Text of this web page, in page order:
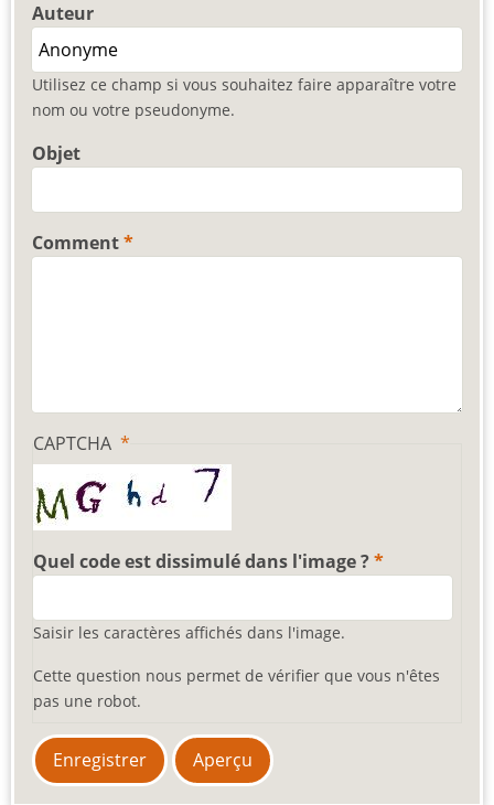
Auteur
Utilisez ce champ si vous souhaitez faire apparaître votre
nom ou votre pseudonyme.
Objet
Comment
CAPTCHA
Quel code est dissimulé dans l'image ?
Saisir les caractères affichés dans l'image.
Cette question nous permet de vérifier que vous n'êtes
pas une robot.